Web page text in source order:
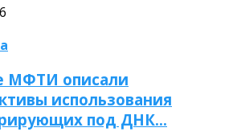
МФТИ описали
использования
под ДНК…